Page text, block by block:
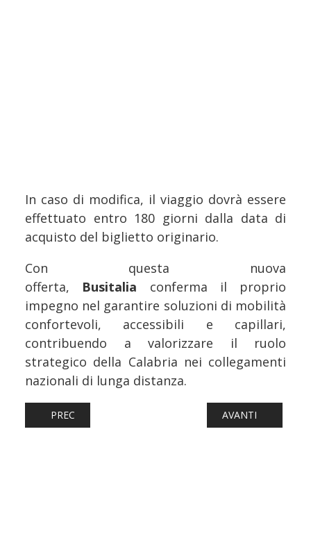
In caso di modifica, il viaggio dovrà essere
effettuato entro 180 giorni dalla data di
acquisto del biglietto originario.
Con questa nuova
offerta, Busitalia conferma il proprio
impegno nel garantire soluzioni di mobilità
confortevoli, accessibili e capillari,
contribuendo a valorizzare il ruolo
strategico della Calabria nei collegamenti
nazionali di lunga distanza.
ARTICOLO PRECEDENTE: AUTOBUS: BUSITALIA, I
PREC ARTICOLO
AVANTI